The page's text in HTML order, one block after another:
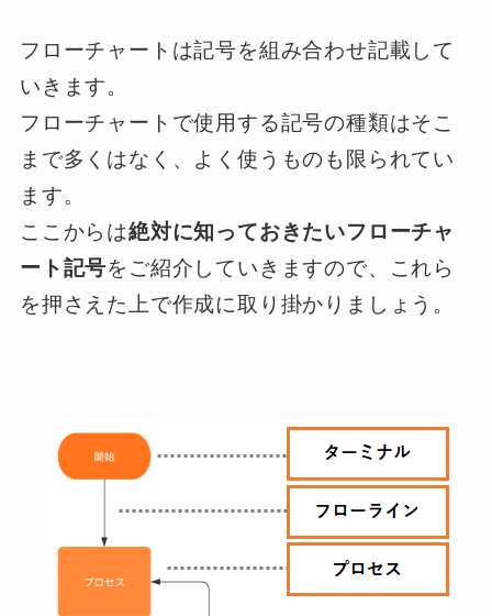
フローチャートは記号を組み合わせ記載して
いきます。
フローチャートで使用する記号の種類はそこ
まで多くはなく、よく使うものも限られてい
ます。
ここからは絶対に知っておきたいフローチャ
ート記号をご紹介していきますので、これら
を押さえた上で作成に取り掛かりましょう。